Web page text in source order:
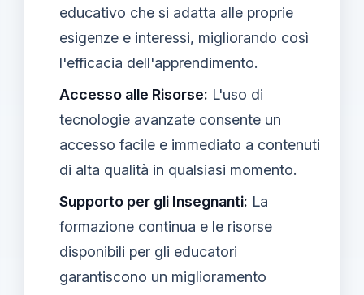
educativo che si adatta alle proprie
esigenze e interessi, migliorando così
l'efficacia dell'apprendimento.
Accesso alle Risorse: L'uso di
tecnologie avanzate consente un
accesso facile e immediato a contenuti
di alta qualità in qualsiasi momento.
Supporto per gli Insegnanti: La
formazione continua e le risorse
disponibili per gli educatori
garantiscono un miglioramento